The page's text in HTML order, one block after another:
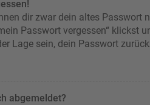
dir zwar dein altes Passwort
Passwort vergessen“
Lage sein, dein Passwort
abgemeldet?